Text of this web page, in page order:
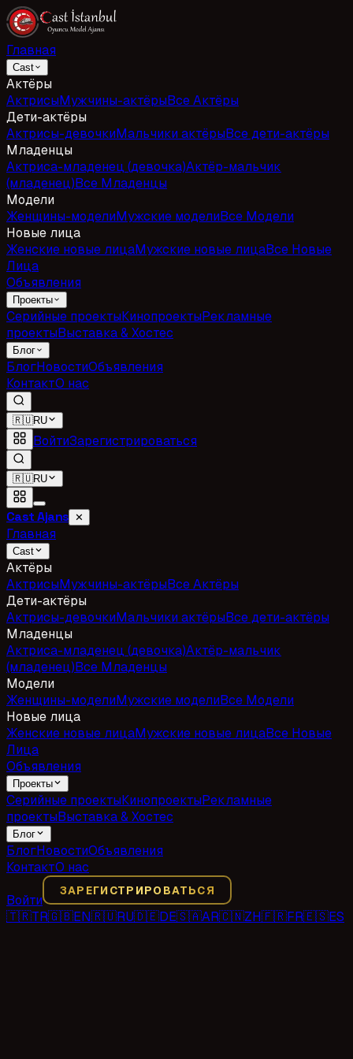
Главная
Cast
Актёры
АктрисыМужчины-актёрыВсе Актёры
Дети-актёры
Актрисы-девочкиМальчики актёрыВсе дети-актёры
Младенцы
Актриса-младенец (девочка)Актёр-мальчик
(младенец)Все Младенцы
Модели
Женщины-моделиМужские моделиВсе Модели
Новые лица
Женские новые лицаМужские новые лицаВсе Новые
Лица
Объявления
Проекты
Серийные проектыКинопроектыРекламные
проектыВыставка & Хостес
Блог
БлогНовостиОбъявления
КонтактО нас
🇷🇺RU
ВойтиЗарегистрироваться
🇷🇺RU
Cast Ajans ✕
Главная
Cast
Актёры
АктрисыМужчины-актёрыВсе Актёры
Дети-актёры
Актрисы-девочкиМальчики актёрыВсе дети-актёры
Младенцы
Актриса-младенец (девочка)Актёр-мальчик
(младенец)Все Младенцы
Модели
Женщины-моделиМужские моделиВсе Модели
Новые лица
Женские новые лицаМужские новые лицаВсе Новые
Лица
Объявления
Проекты
Серийные проектыКинопроектыРекламные
проектыВыставка & Хостес
Блог
БлогНовостиОбъявления
КонтактО нас
Войти
ЗАРЕГИСТРИРОВАТЬСЯ
🇹🇷TR🇬🇧EN🇷🇺RU🇩🇪DE🇸🇦AR🇨🇳ZH🇫🇷FR🇪🇸ES